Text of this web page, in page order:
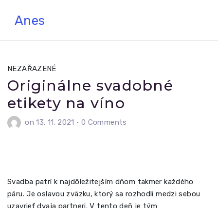
Anes
NEZAŘAZENÉ
Originálne svadobné
etikety na víno
on 13. 11. 2021 • 0 Comments
Svadba patrí k najdôležitejším dňom takmer každého
páru. Je oslavou zväzku, ktorý sa rozhodli medzi sebou
uzavrieť dvaja partneri. V tento deň je tým